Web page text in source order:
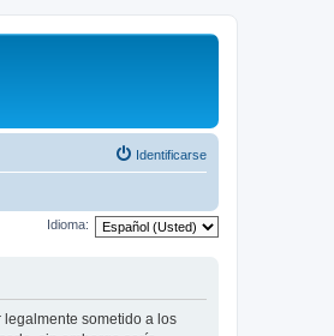
Identificarse
Idioma:
legalmente sometido a los